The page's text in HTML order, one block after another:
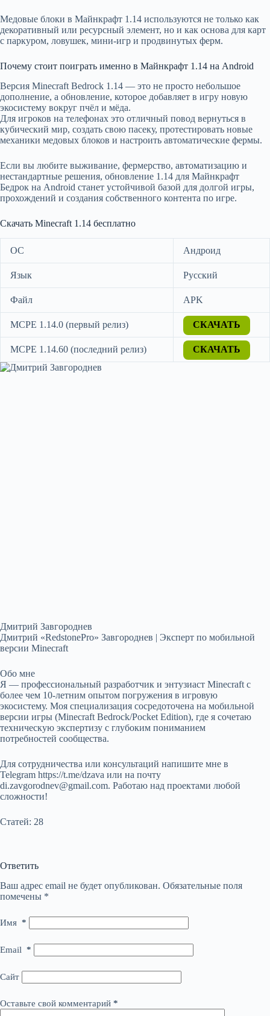
Медовые блоки в Майнкрафт 1.14 используются не только как
декоративный или ресурсный элемент, но и как основа для карт
с паркуром, ловушек, мини-игр и продвинутых ферм.
Почему стоит поиграть именно в Майнкрафт 1.14 на Android
Версия Minecraft Bedrock 1.14 — это не просто небольшое
дополнение, а обновление, которое добавляет в игру новую
экосистему вокруг пчёл и мёда.
Для игроков на телефонах это отличный повод вернуться в
кубический мир, создать свою пасеку, протестировать новые
механики медовых блоков и настроить автоматические фермы.
Если вы любите выживание, фермерство, автоматизацию и
нестандартные решения, обновление 1.14 для Майнкрафт
Бедрок на Android станет устойчивой базой для долгой игры,
прохождений и создания собственного контента по игре.
Скачать Minecraft 1.14 бесплатно
ОС Андроид
Язык Русский
Файл APK
MCPE 1.14.0 (первый релиз) СКАЧАТЬ
MCPE 1.14.60 (последний релиз) СКАЧАТЬ
Дмитрий Завгороднев
Дмитрий «RedstonePro» Завгороднев | Эксперт по мобильной
версии Minecraft
Обо мне
Я — профессиональный разработчик и энтузиаст Minecraft с
более чем 10-летним опытом погружения в игровую
экосистему. Моя специализация сосредоточена на мобильной
версии игры (Minecraft Bedrock/Pocket Edition), где я сочетаю
техническую экспертизу с глубоким пониманием
потребностей сообщества.
Для сотрудничества или консультаций напишите мне в
Telegram https://t.me/dzava или на почту
di.zavgorodnev@gmail.com. Работаю над проектами любой
сложности!
Статей: 28
Ответить
Ваш адрес email не будет опубликован. Обязательные поля
помечены *
Имя *
Email *
Сайт
Оставьте свой комментарий *